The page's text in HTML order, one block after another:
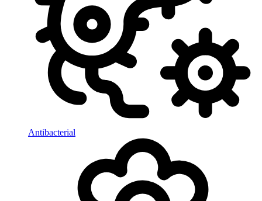
Antibacterial